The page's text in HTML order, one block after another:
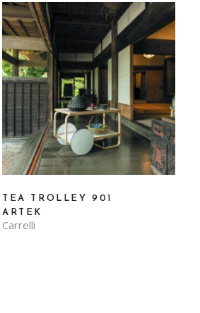
TEA TROLLEY 901
ARTEK
Carrelli